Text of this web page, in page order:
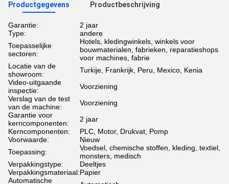
Productgegevens Productbeschrijving
Garantie:
2 jaar
Type:
andere
Toepasselijke
sectoren:
Hotels, kledingwinkels, winkels voor
bouwmaterialen, fabrieken, reparatieshops
voor machines, fabrie
Locatie van de
showroom:
Turkije, Frankrijk, Peru, Mexico, Kenia
Video-uitgaande
inspectie:
Voorziening
Verslag van de test
van de machine:
Voorziening
Garantie voor
kerncomponenten:
2 jaar
Kerncomponenten:
PLC, Motor, Drukvat, Pomp
Voorwaarde:
Nieuw
Toepassing:
Voedsel, chemische stoffen, kleding, textiel,
monsters, medisch
Verpakkingstype:
Deeltjes
Verpakkingsmateriaal:Papier
Automatische